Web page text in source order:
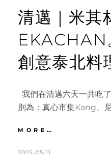
清邁｜米其
EKACHAN
創意泰北料
我們在清邁六天一共吃
別為：真心市集Kang、
MORE…
POSTED
2025-05-11